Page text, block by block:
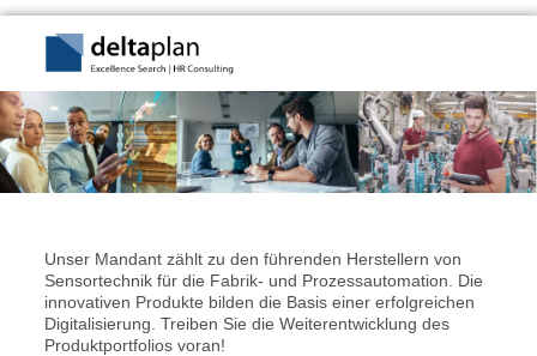
Unser Mandant zählt zu den führenden Herstellern von
Sensortechnik für die Fabrik- und Prozessautomation. Die
innovativen Produkte bilden die Basis einer erfolgreichen
Digitalisierung. Treiben Sie die Weiterentwicklung des
Produktportfolios voran!